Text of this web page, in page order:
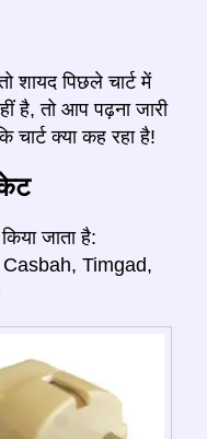
शायद पिछले चार्ट में
है, तो आप पढ़ना जारी
क्या कह रहा है!
जाता है:
Casbah, Timgad,